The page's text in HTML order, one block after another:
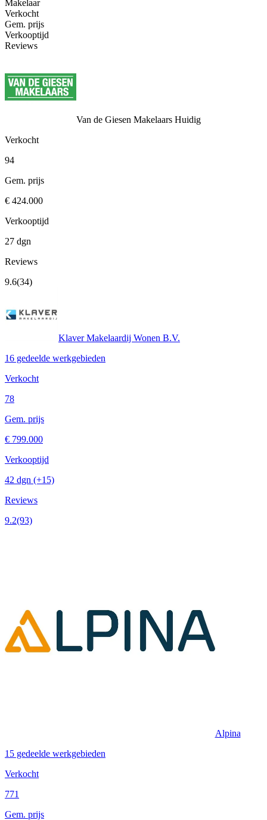
Makelaar
Verkocht
Gem. prijs
Verkooptijd
Reviews
Van de Giesen Makelaars Huidig
Verkocht
94
Gem. prijs
€ 424.000
Verkooptijd
27 dgn
Reviews
9.6(34)
Klaver Makelaardij Wonen B.V.
16 gedeelde werkgebieden
Verkocht
78
Gem. prijs
€ 799.000
Verkooptijd
42 dgn (+15)
Reviews
9.2(93)
Alpina
15 gedeelde werkgebieden
Verkocht
771
Gem. prijs